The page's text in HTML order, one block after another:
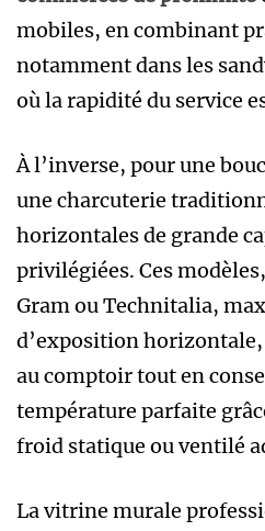
mobiles, en combinant
notamment dans les
où la rapidité du service
À l’inverse, pour une
une charcuterie
horizontales de grande
privilégiées. Ces
Gram ou Technitalia,
d’exposition
au comptoir tout en
température parfaite
froid statique ou ventilé
La vitrine murale